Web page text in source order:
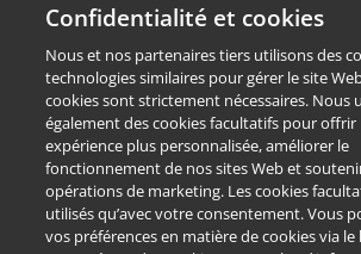
A PROPOS DE PEARSON
Confidentialité et cookies
Nous et nos partenaires tiers utilisons des
technologies similaires pour gérer le site
cookies sont strictement nécessaires. Nous
également des cookies facultatifs pour offrir
expérience plus personnalisée, améliorer le
fonctionnement de nos sites Web et
opérations de marketing. Les cookies
utilisés qu’avec votre consentement. Vous
vos préférences en matière de cookies via